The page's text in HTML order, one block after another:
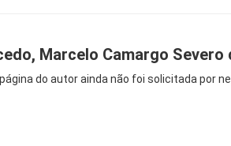
Marcelo Camargo Severo
do autor ainda não foi solicitada por